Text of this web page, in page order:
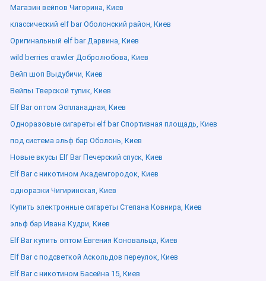
Магазин вейпов Чигорина, Киев
классический elf bar Оболонский район, Киев
Оригинальный elf bar Дарвина, Киев
wild berries crawler Добролюбова, Киев
Вейп шоп Выдубичи, Киев
Вейпы Тверской тупик, Киев
Elf Bar оптом Эспланадная, Киев
Одноразовые сигареты elf bar Спортивная площадь, Киев
под система эльф бар Оболонь, Киев
Новые вкусы Elf Bar Печерский спуск, Киев
Elf Bar с никотином Академгородок, Киев
одноразки Чигиринская, Киев
Купить электронные сигареты Степана Ковнира, Киев
эльф бар Ивана Кудри, Киев
Elf Bar купить оптом Евгения Коновальца, Киев
Elf Bar с подсветкой Аскольдов переулок, Киев
Elf Bar с никотином Басейна 15, Киев